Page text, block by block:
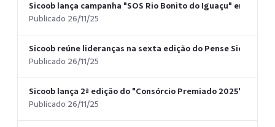
Sicoob lança campanha "SOS Rio Bonito do Iguaçu" em
Publicado 26/11/25
Sicoob reúne lideranças na sexta edição do Pense Sicoob
Publicado 26/11/25
Sicoob lança 2ª edição do "Consórcio Premiado 2025" com
Publicado 26/11/25